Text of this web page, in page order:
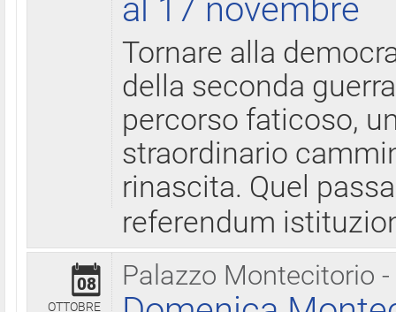
al 17 novembre
Tornare alla
della seconda
percorso faticoso,
straordinario
rinascita. Quel
referendum
Palazzo Montecitorio
08
OTTOBRE